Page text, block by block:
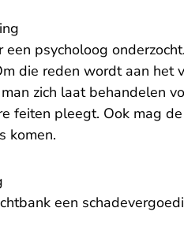
een psycholoog
die reden wordt aan
zich laat behandelen
feiten pleegt. Ook mag
komen.
een